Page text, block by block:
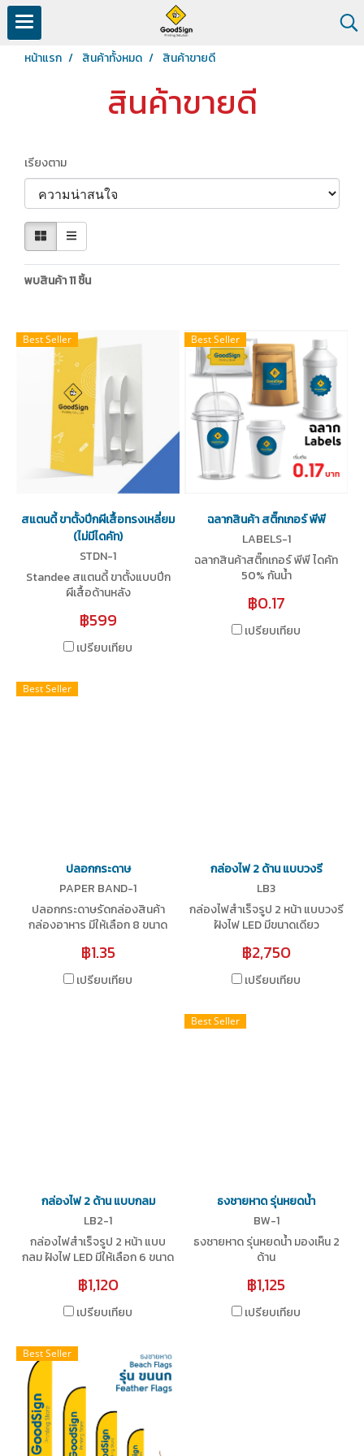
หน้าแรก สินค้าทั้งหมด สินค้าขายดี
สินค้าขายดี
เรียงตาม
พบสินค้า 11 ชิ้น
Best Seller
สแตนดี้ ขาตั้งปีกผีเสื้อทรงเหลี่ยม
(ไม่มีไดคัท)
STDN-1
Standee สแตนดี้ ขาตั้งแบบปีก
ผีเสื้อด้านหลัง
฿599
เปรียบเทียบ
Best Seller
ฉลากสินค้า สติ๊กเกอร์ พีพี
LABELS-1
ฉลากสินค้าสติ๊กเกอร์ พีพี ไดคัท
50% กันน้ำ
฿0.17
เปรียบเทียบ
Best Seller
ปลอกกระดาษ
PAPER BAND-1
ปลอกกระดาษรัดกล่องสินค้า
กล่องอาหาร มีให้เลือก 8 ขนาด
฿1.35
เปรียบเทียบ
กล่องไฟ 2 ด้าน แบบวงรี
LB3
กล่องไฟสำเร็จรูป 2 หน้า แบบวงรี
ฝังไฟ LED มีขนาดเดียว
฿2,750
เปรียบเทียบ
กล่องไฟ 2 ด้าน แบบกลม
LB2-1
กล่องไฟสำเร็จรูป 2 หน้า แบบ
กลม ฝังไฟ LED มีให้เลือก 6 ขนาด
฿1,120
เปรียบเทียบ
Best Seller
ธงชายหาด รุ่นหยดน้ำ
BW-1
ธงชายหาด รุ่นหยดน้ำ มองเห็น 2
ด้าน
฿1,125
เปรียบเทียบ
Best Seller